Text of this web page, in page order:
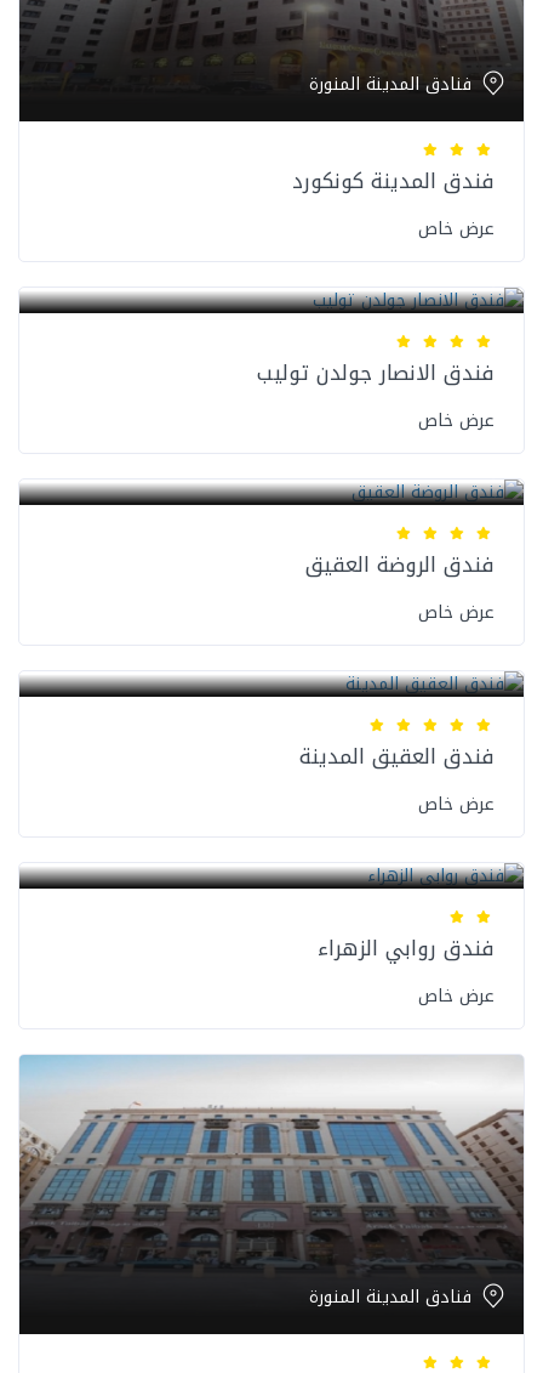
فنادق المدينة المنورة
فندق المدينة كونكورد
عرض خاص
فندق الانصار جولدن توليب
عرض خاص
فندق الروضة العقيق
عرض خاص
فندق العقيق المدينة
عرض خاص
فندق روابي الزهراء
عرض خاص
فنادق المدينة المنورة